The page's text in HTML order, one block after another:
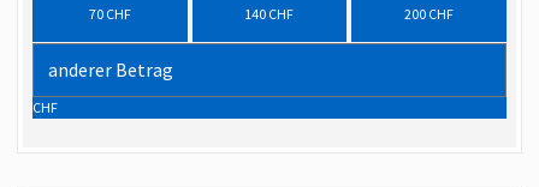
70 CHF 140 CHF 200 CHF
CHF